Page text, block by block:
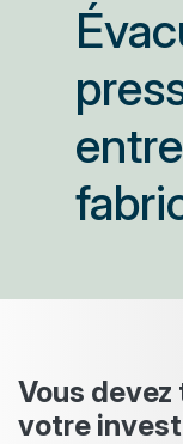
Vous
votre